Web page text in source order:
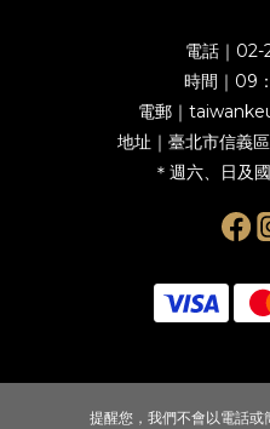
電話｜
時間｜09
電郵｜
地址｜臺北市信義
＊週六、日及
提醒您，我們不會以電話或